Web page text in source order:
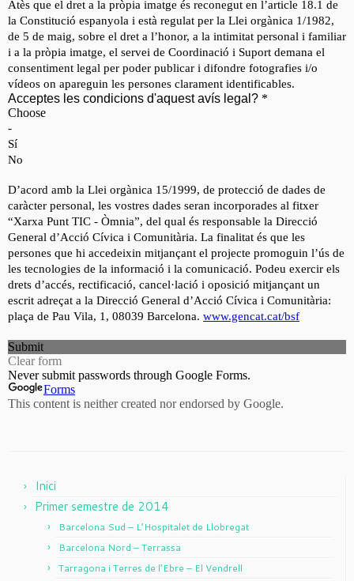
Inici
Primer semestre de 2014
Barcelona Sud – L’Hospitalet de Llobregat
Barcelona Nord – Terrassa
Tarragona i Terres de l’Ebre – El Vendrell